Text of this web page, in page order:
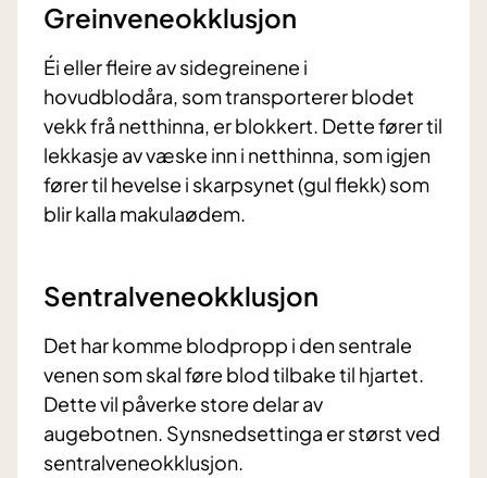
Greinveneokklusjon
Éi eller fleire av sidegreinene i
hovudblodåra, som transporterer blodet
vekk frå netthinna, er blokkert. Dette fører til
lekkasje av væske inn i netthinna, som igjen
fører til hevelse i skarpsynet (gul flekk) som
blir kalla makulaødem.
Sentralveneokklusjon
Det har komme blodpropp i den sentrale
venen som skal føre blod tilbake til hjartet.
Dette vil påverke store delar av
augebotnen. Synsnedsettinga er størst ved
sentralveneokklusjon.